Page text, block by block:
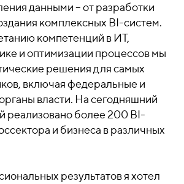
данными – от разработки
комплексных BI-систем.
компетенций в ИТ,
и оптимизации процессов мы
решения для самых
включая федеральные и
власти. На сегодняшний
реализовано более 200 BI-
и бизнеса в различных
результатов я хотел